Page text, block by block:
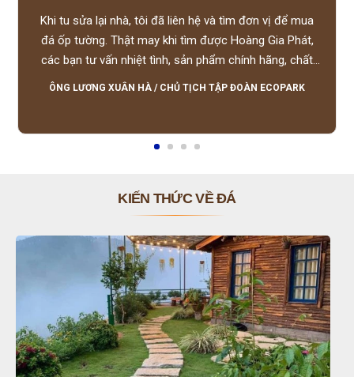
Khi tu sửa lại nhà, tôi đã liên hệ và tìm đơn vị để mua
đá ốp tường. Thật may khi tìm được Hoàng Gia Phát,
các bạn tư vấn nhiệt tình, sản phẩm chính hãng, chất
lượng tốt, giá hợp lý, hỗ trợ tận tình.
ÔNG LƯƠNG XUÂN HÀ / CHỦ TỊCH TẬP ĐOÀN ECOPARK
KIẾN THỨC VỀ ĐÁ